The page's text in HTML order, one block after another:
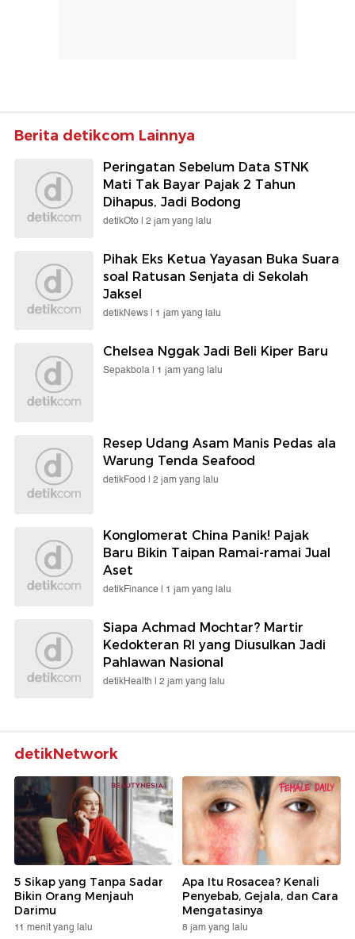
Berita detikcom Lainnya
Peringatan Sebelum Data STNK
Mati Tak Bayar Pajak 2 Tahun
Dihapus, Jadi Bodong
detikOto | 2 jam yang lalu
Pihak Eks Ketua Yayasan Buka Suara
soal Ratusan Senjata di Sekolah
Jaksel
detikNews | 1 jam yang lalu
Chelsea Nggak Jadi Beli Kiper Baru
Sepakbola | 1 jam yang lalu
Resep Udang Asam Manis Pedas ala
Warung Tenda Seafood
detikFood | 2 jam yang lalu
Konglomerat China Panik! Pajak
Baru Bikin Taipan Ramai-ramai Jual
Aset
detikFinance | 1 jam yang lalu
Siapa Achmad Mochtar? Martir
Kedokteran RI yang Diusulkan Jadi
Pahlawan Nasional
detikHealth | 2 jam yang lalu
detikNetwork
5 Sikap yang Tanpa Sadar
Bikin Orang Menjauh
Darimu
11 menit yang lalu
Apa Itu Rosacea? Kenali
Penyebab, Gejala, dan Cara
Mengatasinya
8 jam yang lalu